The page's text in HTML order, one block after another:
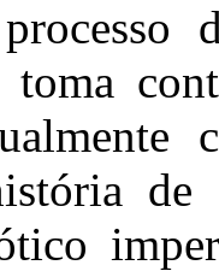
toma
de